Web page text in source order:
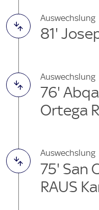
Auswechslung
81'
Auswechslung
76'
Ortega
Auswechslung
75' San
RAUS